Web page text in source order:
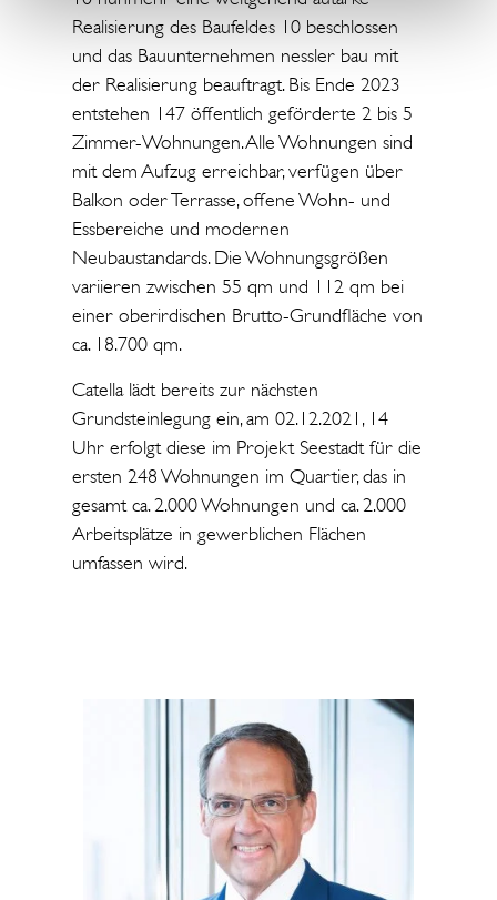
Realisierung des Baufeldes 10 beschlossen
und das Bauunternehmen nessler bau mit
der Realisierung beauftragt. Bis Ende 2023
entstehen 147 öffentlich geförderte 2 bis 5
Zimmer-Wohnungen. Alle Wohnungen sind
mit dem Aufzug erreichbar, verfügen über
Balkon oder Terrasse, offene Wohn- und
Essbereiche und modernen
Neubaustandards. Die Wohnungsgrößen
variieren zwischen 55 qm und 112 qm bei
einer oberirdischen Brutto-Grundfläche von
ca. 18.700 qm.
Catella lädt bereits zur nächsten
Grundsteinlegung ein, am 02.12.2021, 14
Uhr erfolgt diese im Projekt Seestadt für die
ersten 248 Wohnungen im Quartier, das in
gesamt ca. 2.000 Wohnungen und ca. 2.000
Arbeitsplätze in gewerblichen Flächen
umfassen wird.